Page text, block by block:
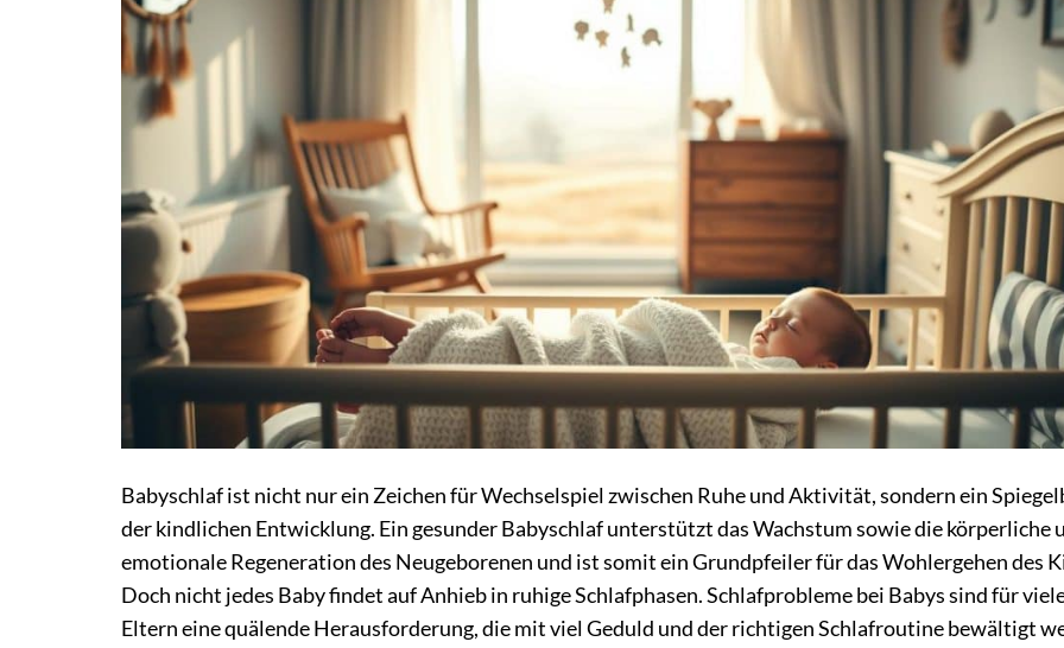
Babyschlaf ist nicht nur ein Zeichen für Wechselspiel zwischen Ruhe und Aktivität, sondern ein
der kindlichen Entwicklung. Ein gesunder Babyschlaf unterstützt das Wachstum sowie die körperliche
emotionale Regeneration des Neugeborenen und ist somit ein Grundpfeiler für das Wohlergehen des
Doch nicht jedes Baby findet auf Anhieb in ruhige Schlafphasen. Schlafprobleme bei Babys sind für
Eltern eine quälende Herausforderung, die mit viel Geduld und der richtigen Schlafroutine bewältigt